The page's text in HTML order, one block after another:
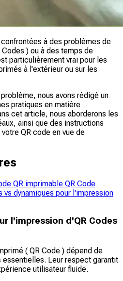
à des problèmes de
) ou à des temps de
particulièrement vrai pour les
à l'extérieur ou sur les
nous avons rédigé un
pratiques en matière
cet article, nous aborderons les
ainsi que des instructions
QR code en vue de
QR imprimable QR Code
vs dynamiques pour l'impression
l'impression d'QR Codes
( QR Code ) dépend de
essentielles. Leur respect garantit
utilisateur fluide.